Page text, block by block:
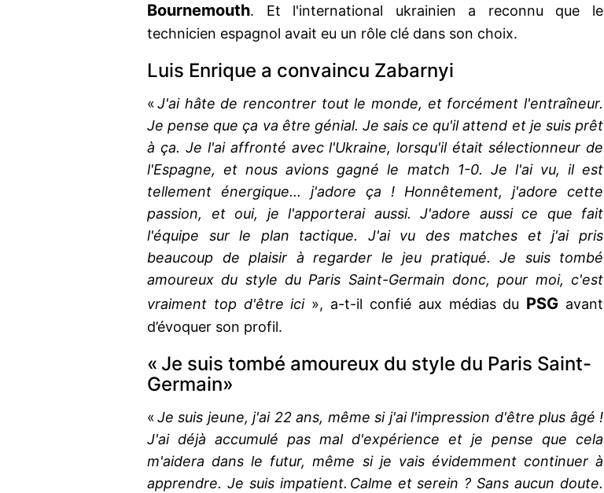
Bournemouth. Et l'international ukrainien a reconnu que le
technicien espagnol avait eu un rôle clé dans son choix.
Luis Enrique a convaincu Zabarnyi
«J'ai hâte de rencontrer tout le monde, et forcément l'entraîneur.
Je pense que ça va être génial. Je sais ce qu'il attend et je suis prêt
à ça. Je l'ai affronté avec l'Ukraine, lorsqu'il était sélectionneur de
l'Espagne, et nous avions gagné le match 1-0. Je l'ai vu, il est
tellement énergique... j'adore ça ! Honnêtement, j'adore cette
passion, et oui, je l'apporterai aussi. J'adore aussi ce que fait
l'équipe sur le plan tactique. J'ai vu des matches et j'ai pris
beaucoup de plaisir à regarder le jeu pratiqué. Je suis tombé
amoureux du style du Paris Saint-Germain donc, pour moi, c'est
vraiment top d'être ici », a-t-il confié aux médias du PSG avant
d’évoquer son profil.
« Je suis tombé amoureux du style du Paris Saint-
Germain»
«Je suis jeune, j'ai 22 ans, même si j'ai l'impression d'être plus âgé !
J'ai déjà accumulé pas mal d'expérience et je pense que cela
m'aidera dans le futur, même si je vais évidemment continuer à
apprendre. Je suis impatient. Calme et serein ? Sans aucun doute.